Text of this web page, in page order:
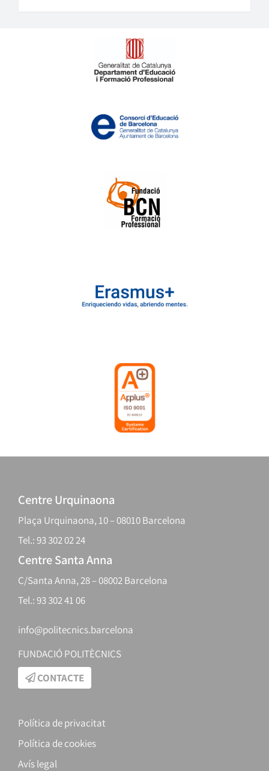
Centre Urquinaona
Plaça Urquinaona, 10 – 08010 Barcelona
Tel.: 93 302 02 24
Centre Santa Anna
C/Santa Anna, 28 – 08002 Barcelona
Tel.: 93 302 41 06
info@politecnics.barcelona
FUNDACIÓ POLITÈCNICS
CONTACTE
Política de privacitat
Política de cookies
Avís legal